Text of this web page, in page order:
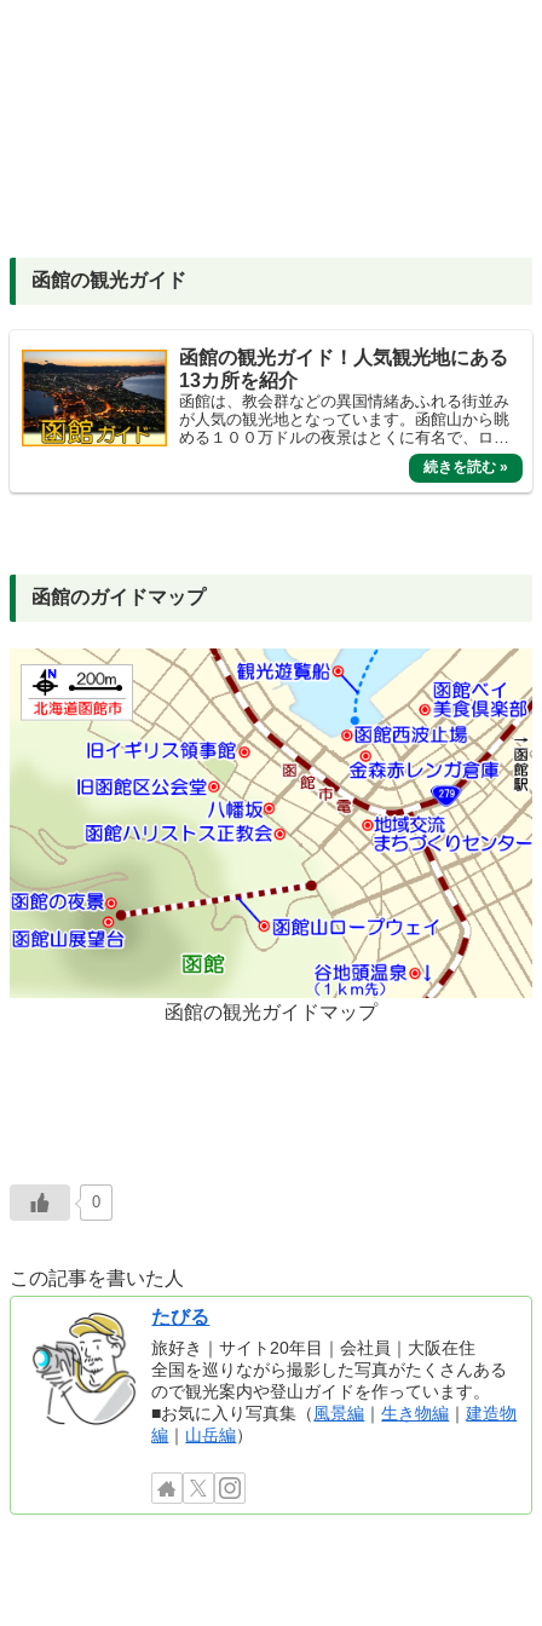
函館の観光ガイド
函館の観光ガイド！人気観光地にある
13カ所を紹介
函館は、教会群などの異国情緒あふれる街並み
が人気の観光地となっています。函館山から眺
める１００万ドルの夜景はとくに有名で、ロー
プウェイを利用すると３分ほどで上ることがで
函館のガイドマップ
函館の観光ガイドマップ
0
この記事を書いた人
たびる
旅好き｜サイト20年目｜会社員｜大阪在住
全国を巡りながら撮影した写真がたくさんある
ので観光案内や登山ガイドを作っています。
■お気に入り写真集（風景編 ｜生き物編 ｜建造物
編 ｜ 山岳編）